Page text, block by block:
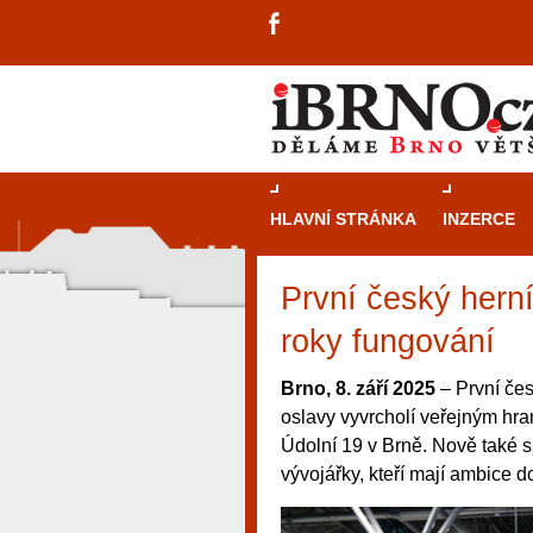
HLAVNÍ STRÁNKA INZERCE
První český
roky fungování
Brno, 8. září 2025 – První
oslavy vyvrcholí veřejným
Údolní 19 v Brně. Nově také
vývojářky, kteří mají ambice
návštěvníky, tak pro příležitostné